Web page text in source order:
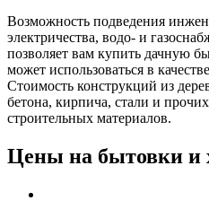
Возможность подведения
электричества, водо- и
позволяет вам купить дачную
может использоваться в
Стоимость конструкций из
бетона, кирпича, стали и
строительных материалов.
Цены на бытовки и